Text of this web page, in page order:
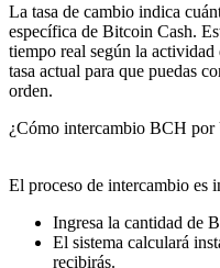
La tasa de cambio indica
específica de Bitcoin Cash.
tiempo real según la
tasa actual para que puedas
orden.
¿Cómo intercambio BCH
El proceso de intercambio es
Ingresa la cantidad de
El sistema calculará
recibirás.